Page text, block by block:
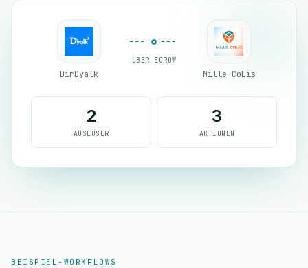
DirDyalk
ÜBER EGROW
Mille CoLis
2
AUSLÖSER
3
AKTIONEN
BEISPIEL-WORKFLOWS